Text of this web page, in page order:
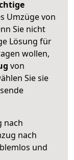
Umzüge von
Sie nicht
Lösung für
wollen,
von
Sie sie
nach
nach
und